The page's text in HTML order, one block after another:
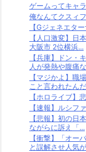
ゲームってキャ
俺なんてクスィ
【Gジェネエタ
【人口激変】日
大阪市 2位横浜...
【兵庫】ドン
人が発熱や腹痛
【マジかよ】職
こと言われたん
【ホロライブ
【速報】ルシフ
【悲報】初の日
ながらに訴え「...
【衝撃】「オー
と誤解させ人気